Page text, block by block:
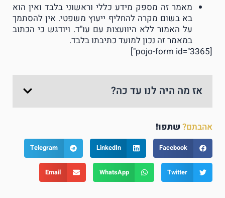
מאמר זה מספק מידע כללי וראשוני בלבד ואין הוא
בא בשום מקרה להחליף ייעוץ משפטי. אין להסתמך
על האמור ללא היוועצות עם עו"ד. ויודגש כי הכתוב
במאמר זה נכון למועד כתיבתו בלבד.
[pojo-form id="3365"]
אז מה היה לנו עד כה?
אהבתם? שתפו!
Facebook
LinkedIn
Telegram
Twitter
WhatsApp
Email